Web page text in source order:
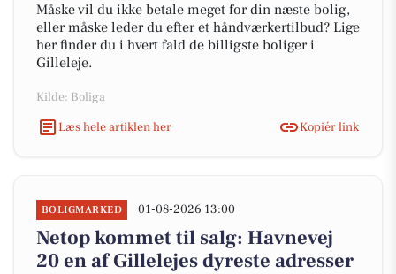
Måske vil du ikke betale meget for din næste bolig,
eller måske leder du efter et håndværkertilbud? Lige
her finder du i hvert fald de billigste boliger i
Gilleleje.
Kilde: Boliga
Læs hele artiklen her
Kopiér link
BOLIGMARKED 01-08-2026 13:00
Netop kommet til salg: Havnevej
20 en af Gillelejes dyreste adresser